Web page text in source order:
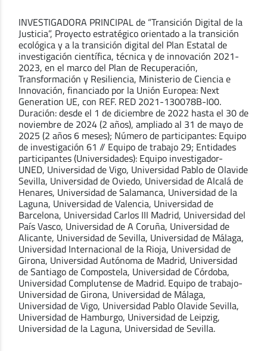
INVESTIGADORA PRINCIPAL de “Transición Digital de la
Justicia”, Proyecto estratégico orientado a la transición
ecológica y a la transición digital del Plan Estatal de
investigación científica, técnica y de innovación 2021-
2023, en el marco del Plan de Recuperación,
Transformación y Resiliencia, Ministerio de Ciencia e
Innovación, financiado por la Unión Europea: Next
Generation UE, con REF. RED 2021-130078B-I00.
Duración: desde el 1 de diciembre de 2022 hasta el 30 de
noviembre de 2024 (2 años), ampliado al 31 de mayo de
2025 (2 años 6 meses); Número de participantes: Equipo
de investigación 61 // Equipo de trabajo 29; Entidades
participantes (Universidades): Equipo investigador-
UNED, Universidad de Vigo, Universidad Pablo de Olavide
Sevilla, Universidad de Oviedo, Universidad de Alcalá de
Henares, Universidad de Salamanca, Universidad de la
Laguna, Universidad de Valencia, Universidad de
Barcelona, Universidad Carlos III Madrid, Universidad del
País Vasco, Universidad de A Coruña, Universidad de
Alicante, Universidad de Sevilla, Universidad de Málaga,
Universidad Internacional de la Rioja, Universidad de
Girona, Universidad Autónoma de Madrid, Universidad
de Santiago de Compostela, Universidad de Córdoba,
Universidad Complutense de Madrid. Equipo de trabajo-
Universidad de Girona, Universidad de Málaga,
Universidad de Vigo, Universidad Pablo Olavide Sevilla,
Universidad de Hamburgo, Universidad de Leipzig,
Universidad de la Laguna, Universidad de Sevilla.